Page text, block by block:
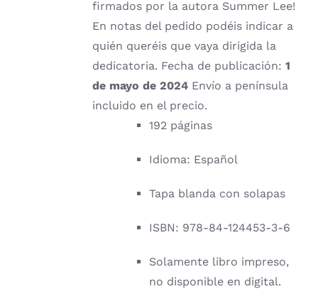
firmados por la autora Summer Lee!
En notas del pedido podéis indicar a
quién queréis que vaya dirigida la
dedicatoria. Fecha de publicación:1
de mayo de 2024 Envío a península
incluido en el precio.
192 páginas
Idioma: Español
Tapa blanda con solapas
ISBN: 978-84-124453-3-6
Solamente libro impreso,
no disponible en digital.